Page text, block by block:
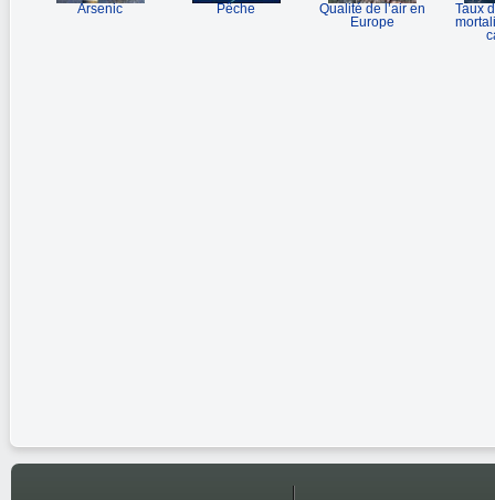
Arsenic Pêche
Qualité de l’air en
Europe
Taux